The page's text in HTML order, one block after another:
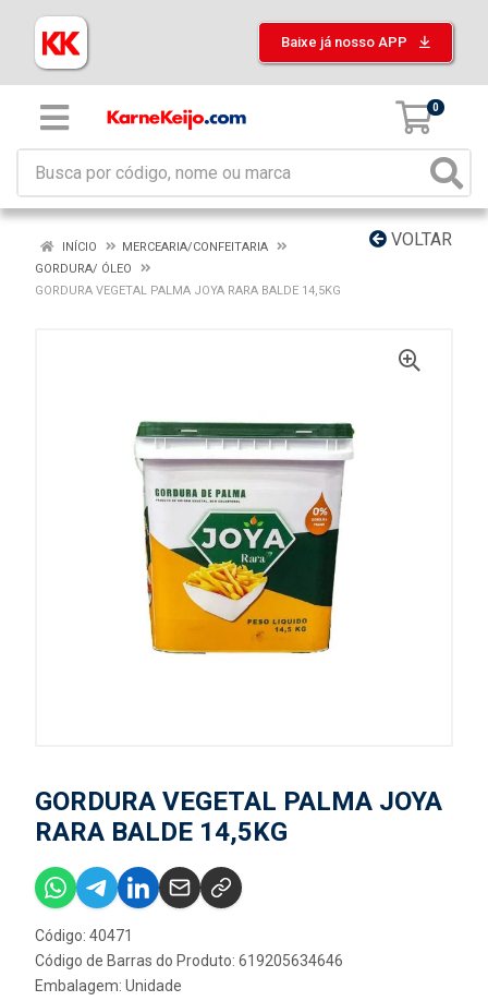
Baixe já nosso APP
0
VOLTAR
INÍCIO
MERCEARIA/CONFEITARIA
GORDURA/ ÓLEO
GORDURA VEGETAL PALMA JOYA RARA BALDE 14,5KG
GORDURA VEGETAL PALMA JOYA
RARA BALDE 14,5KG
Código: 40471
Código de Barras do Produto: 619205634646
Embalagem: Unidade